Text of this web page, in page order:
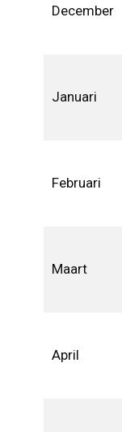
December
Januari
Februari
Maart
April